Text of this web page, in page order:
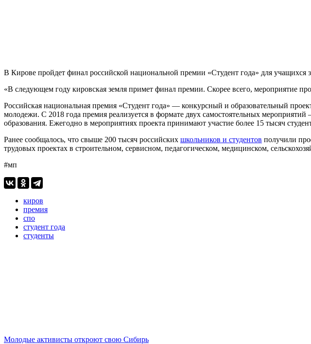
В Кирове пройдет финал российской национальной премии «Студент года» для учащихся
«В следующем году кировская земля примет финал премии. Скорее всего, мероприятие
Российская национальная премия «Студент года» — конкурсный и образовательный
молодежи. С 2018 года премия реализуется в формате двух самостоятельных
образования. Ежегодно в мероприятиях проекта принимают участие более 15 тысяч
Ранее сообщалось, что свыше 200 тысяч российских школьников и студентов получили
трудовых проектах в строительном, сервисном, педагогическом, медицинском,
#мп
киров
премия
спо
студент года
студенты
Молодые активисты откроют свою Сибирь